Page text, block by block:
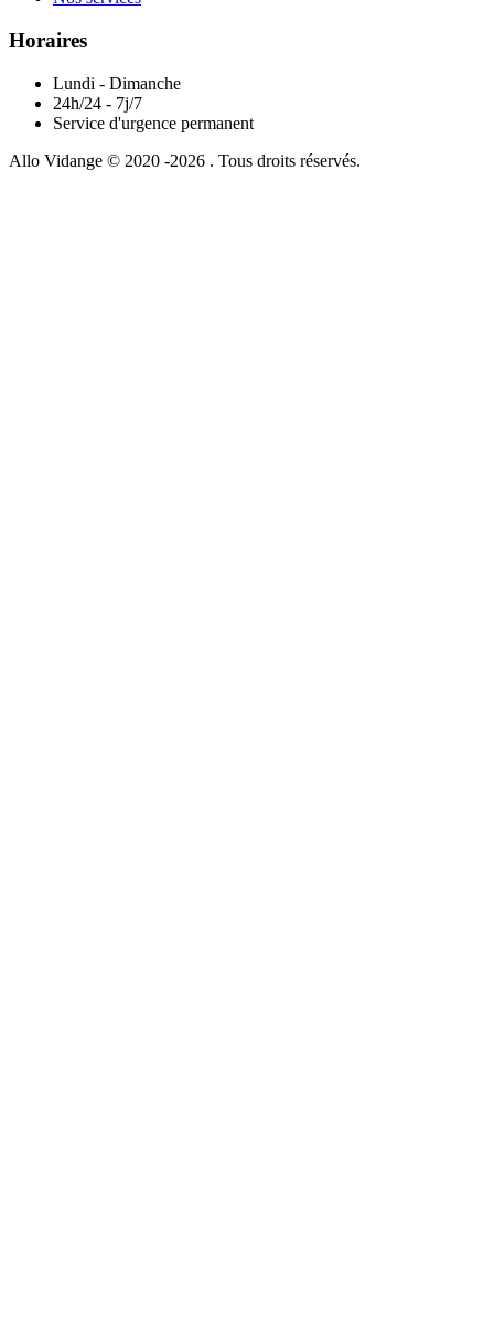
Horaires
Lundi - Dimanche
24h/24 - 7j/7
Service d'urgence permanent
Allo Vidange © 2020 -2026 . Tous droits réservés.